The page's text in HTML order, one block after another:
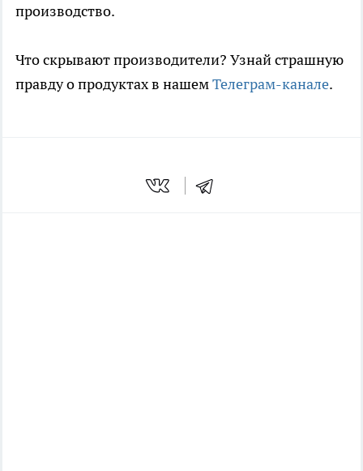
производство.
Что скрывают производители? Узнай страшную
правду о продуктах в нашемТелеграм-канале.